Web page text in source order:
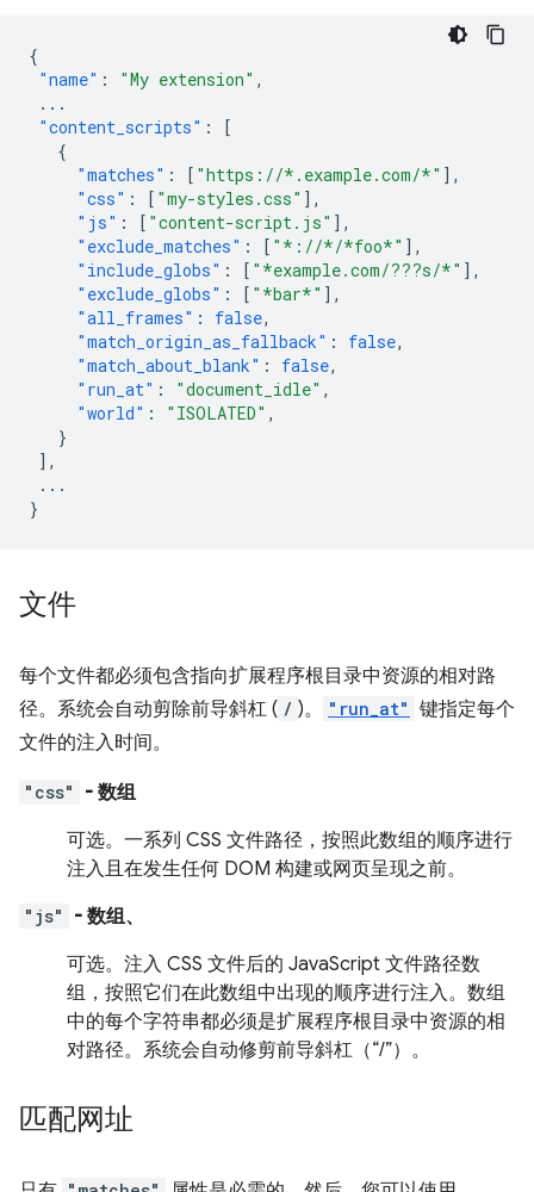
{
"name" : "My extension" ,
...
"content_scripts" :
[
{
"matches" : [ "https://*.example.com/*" ],
"css" : [ "my-styles.css" ],
"js" : [ "content-script.js" ],
"exclude_matches" : [ "*://*/*foo*" ],
"include_globs" : [ "*example.com/???s/*" ],
"exclude_globs" : [ "*bar*" ],
"all_frames" : false,
"match_origin_as_fallback" : false,
"match_about_blank" : false,
"run_at" : "document_idle" ,
"world" : "ISOLATED" ,
}
],
...
}
文件
每个文件都必须包含指向扩展程序根目录中资源的相对路
径。系统会自动剪除前导斜杠 ( / )。 "run_at" 键指定每个
文件的注入时间。
"css"
- 数组
可选。 一系列 CSS 文件路径，按照此数组的顺序进行
注入且在发生任何 DOM 构建或网页呈现之前。
"js"
- 数组、
可选。 注入 CSS 文件后的 JavaScript 文件路径数
组，按照它们在此数组中出现的顺序进行注入。数组
中的每个字符串都必须是扩展程序根目录中资源的相
对路径。系统会自动修剪前导斜杠（“/”）。
匹配网址